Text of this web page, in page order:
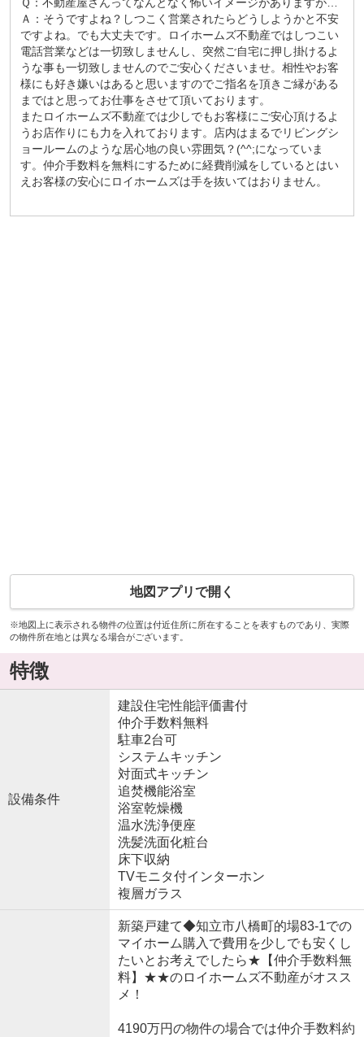
Ｑ：不動産屋さんってなんとなく怖いイメージがありますが…
Ａ：そうですよね？しつこく営業されたらどうしようかと不安
ですよね。でも大丈夫です。ロイホームズ不動産ではしつこい
電話営業などは一切致しませんし、突然ご自宅に押し掛けるよ
うな事も一切致しませんのでご安心くださいませ。相性やお客
様にも好き嫌いはあると思いますのでご指名を頂きご縁がある
まではと思ってお仕事をさせて頂いております。
またロイホームズ不動産では少しでもお客様にご安心頂けるよ
うお店作りにも力を入れております。店内はまるでリビングシ
ョールームのような居心地の良い雰囲気？(^^;になっていま
す。仲介手数料を無料にするために経費削減をしているとはい
えお客様の安心にロイホームズは手を抜いてはおりません。
地図アプリで開く
※地図上に表示される物件の位置は付近住所に所在することを表すものであり、実際
の物件所在地とは異なる場合がございます。
特徴
設備条件
建設住宅性能評価書付
仲介手数料無料
駐車2台可
システムキッチン
対面式キッチン
追焚機能浴室
浴室乾燥機
温水洗浄便座
洗髪洗面化粧台
床下収納
TVモニタ付インターホン
複層ガラス
新築戸建て◆知立市八橋町的場83-1での
マイホーム購入で費用を少しでも安くし
たいとお考えでしたら★【仲介手数料無
料】★★のロイホームズ不動産がオスス
メ！
4190万円の物件の場合では仲介手数料約